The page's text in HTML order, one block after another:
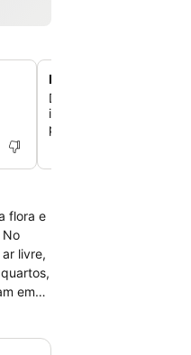
Experiência
Delicie-se com um
ingredientes frescos e
pessoalmente os
flora e
No
livre,
em